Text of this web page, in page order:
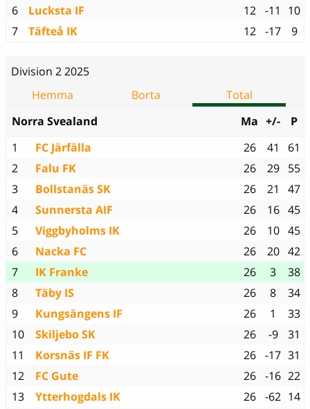
6
Lucksta IF 12 -11
10
7
Täfteå IK 12 -17 9
Division 2 2025
Hemma
Borta
Total
Norra Svealand
Ma +/-
P
1
FC Järfälla 26 41
61
2
Falu FK 26 29
55
3
Bollstanäs SK 26 21
47
4
Sunnersta AIF 26 16 45
5
Viggbyholms IK 26 10 45
6
Nacka FC 26 20 42
7
IK Franke 26 3
38
8
Täby IS 26 8
34
9
Kungsängens IF 26 1
33
10
Skiljebo SK 26 -9
31
11
Korsnäs IF FK 26 -17 31
12
FC Gute 26 -16 22
13
Ytterhogdals IK 26 -62 14